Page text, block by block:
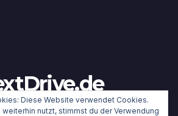
Diese Website verwendet Cookies.
nutzt, stimmst du der Verwendung